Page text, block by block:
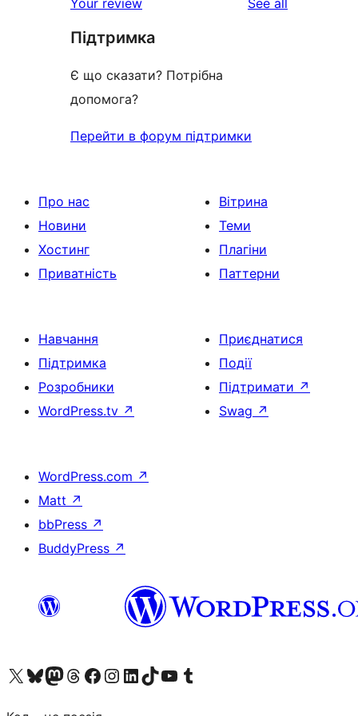
reviews
star
reviews
Підтримка
Є що сказати? Потрібна
допомога?
Перейти в форум підтримки
Про нас
Новини
Хостинг
Приватність
Вітрина
Теми
Плагіни
Паттерни
Навчання
Підтримка
Розробники
WordPress.tv ↗
Приєднатися
Події
Підтримати ↗
Swag ↗
WordPress.com ↗
Matt ↗
bbPress ↗
BuddyPress ↗
Visit our X (formerly Twitter) account
Visit our Bluesky account
Завітайте до нашої стрічки в Mastodon
Visit our Threads account
Завітайте на нашу сторінку в Facebook
Visit our Instagram account
Visit our LinkedIn account
Visit our TikTok account
Visit our YouTube channel
Visit our Tumblr account